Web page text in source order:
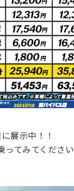
展示中！！
ってみてください